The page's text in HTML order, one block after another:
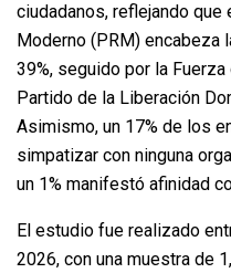
ciudadanos, reflejando
Moderno (PRM) encabeza
39%, seguido por la
Partido de la Liberación
Asimismo, un 17% de los
simpatizar con ninguna
un 1% manifestó afinidad
El estudio fue realizado
2026, con una muestra de